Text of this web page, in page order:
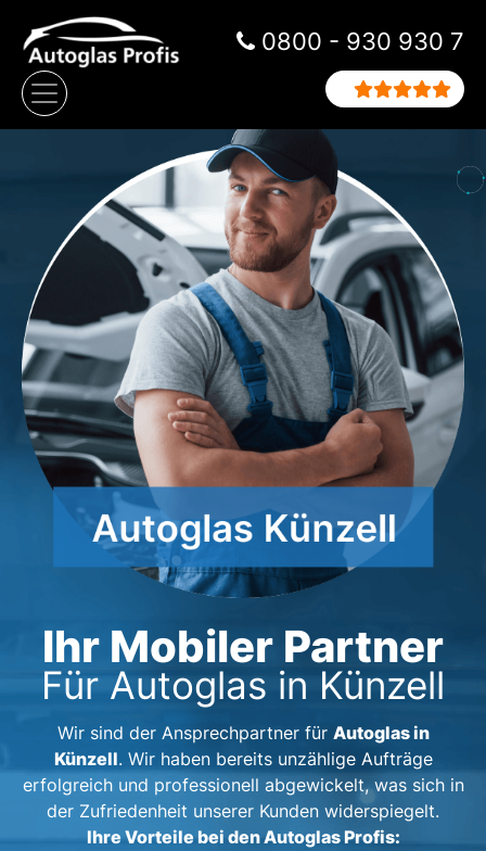
Zum Inhalt springen
Hauptnavigation
0800 - 930 930 7
Ihr Mobiler Partner
Für Autoglas in Künzell
Wir sind der Ansprechpartner für Autoglas in
Künzell. Wir haben bereits unzählige Aufträge
erfolgreich und professionell abgewickelt, was sich in
der Zufriedenheit unserer Kunden widerspiegelt.
Ihre Vorteile bei den Autoglas Profis: